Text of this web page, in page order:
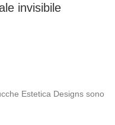
invisibile
Estetica Designs sono